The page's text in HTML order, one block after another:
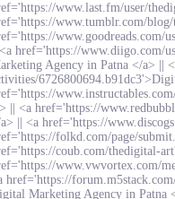
www.last.fm/user/
www.tumblr.com/
www.goodreads.com/
<a href='https://www.diigo.com/
Agency in Patna </a> ||
|| <a href='https://
|| <a href='https://
folkd.com/page/
coub.com/thedigital-
www.vwvortex.com/
href='https://
Marketing Agency in Patna